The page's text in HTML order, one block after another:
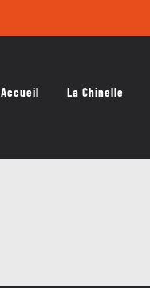
Accueil La Chinelle